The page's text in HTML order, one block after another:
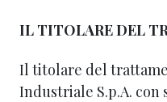
IL TITOLARE DEL
Il titolare del
Industriale S.p.A. con